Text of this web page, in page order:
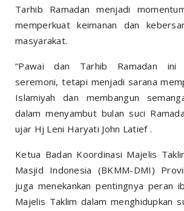
Tarhib Ramadan menjadi
memperkuat keimanan dan
masyarakat.
“Pawai dan Tarhib Ramadan ini
seremoni, tetapi menjadi sarana
Islamiyah dan membangun
dalam menyambut bulan suci
ujar Hj Leni Haryati John Latief .
Ketua Badan Koordinasi Majelis
Masjid Indonesia (BKMM-DMI)
juga menekankan pentingnya peran
Majelis Taklim dalam menghidupkan